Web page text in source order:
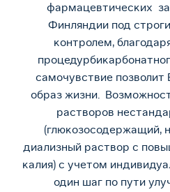
фармацевтических
Финляндии под
контролем,
самочувствие
образ жизни.
растворов
(глюкозосодержащий,
диализный раствор с
калия) с учетом
один шаг по пути